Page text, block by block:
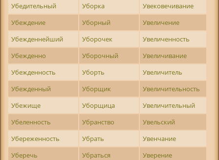
Убедительный
Уборка
Увековечивание
Убеждение
Уборный
Увеличение
Убежденнейший
Уборочек
Увеличенность
Убежденно
Уборочный
Увеличивание
Убежденность
Уборть
Увеличитель
Убежденный
Уборщик
Увеличительность
Убежище
Уборщица
Увеличительный
Убеленность
Убранство
Увельский
Убереженность
Убрать
Увенчание
Уберечь
Убраться
Уверение